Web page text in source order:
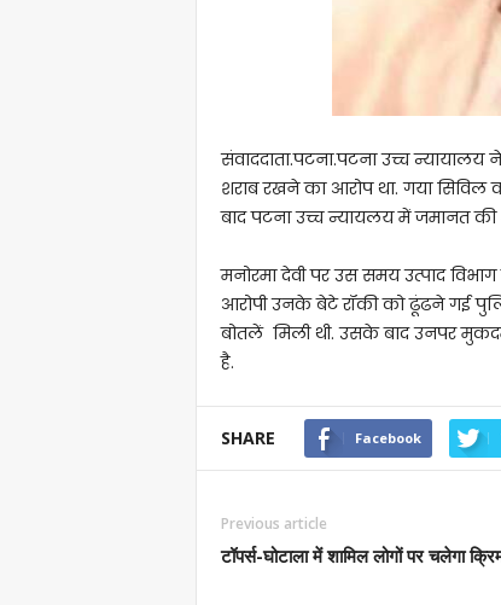
संवाददाता.पटना.पटना उच्च न्यायालय
शराब रखने का आरोप था. गया सिविल
बाद पटना उच्च न्यायलय में जमानत की
मनोरमा देवी पर उस समय उत्पाद
आरोपी उनके बेटे रॉकी को ढूंढने गई
बोतलें मिली थी. उसके बाद उनपर
है.
SHARE Facebook
Previous article
टॉपर्स-घोटाला में शामिल लोगों पर चलेगा